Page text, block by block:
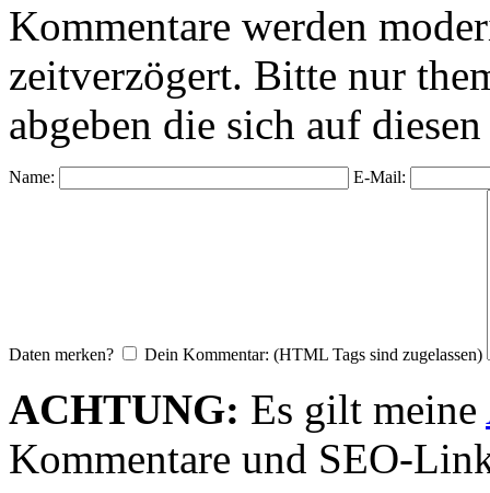
Kommentare werden
zeitverzögert. Bitte nur
abgeben die sich auf
Name: E-Mail:
Daten merken? Dein Kommentar: (HTML Tags sind zugelassen)
ACHTUNG: Es gilt meine
Kommentare und SEO-